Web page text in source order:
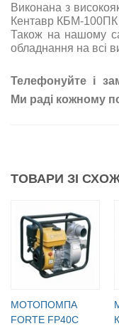
Виконана з
Кентавр КБМ-100ПК
Також на нашому
обладнання на всі
Телефонуйте і
Ми раді кожному
ТОВАРИ ЗІ
МОТОПОМПА
FORTE FP40C